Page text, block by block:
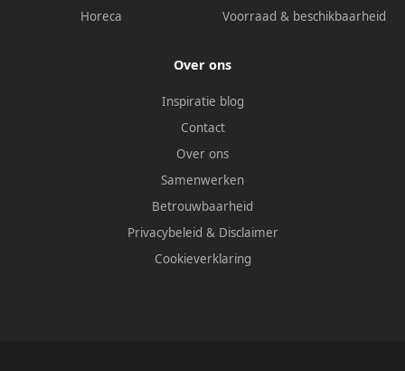
Horeca
Voorraad & beschikbaarheid
Over ons
Inspiratie blog
Contact
Over ons
Samenwerken
Betrouwbaarheid
Privacybeleid & Disclaimer
Cookieverklaring